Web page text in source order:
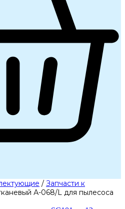
/ Запчасти к
А-068/L для пылесоса